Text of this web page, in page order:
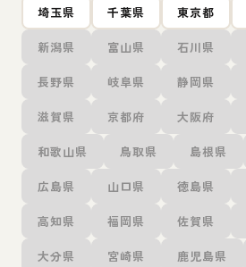
埼玉県 千葉県 東京都
新潟県 富山県 石川県
長野県 岐阜県 静岡県
滋賀県 京都府 大阪府
和歌山県 鳥取県 島根県
広島県 山口県 徳島県
高知県 福岡県 佐賀県
大分県 宮崎県 鹿児島県